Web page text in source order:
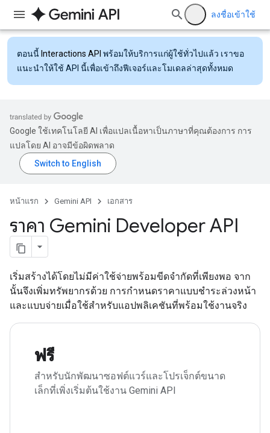
ลงชื่อเข้าใช้
ตอนนี้ Interactions API พร้อมให้บริการแก่ผู้ใช้ทั่วไปแล้ว เราขอ
แนะนำให้ใช้ API นี้เพื่อเข้าถึงฟีเจอร์และโมเดลล่าสุดทั้งหมด
Google ใช้เทคโนโลยี AI เพื่อแปลเนื้อหาเป็นภาษาที่คุณต้องการ การ
แปลโดย AI อาจมีข้อผิดพลาด
หน้าแรก Gemini API เอกสาร
ราคา Gemini Developer API
เริ่มสร้างได้โดยไม่มีค่าใช้จ่ายพร้อมขีดจำกัดที่เพียงพอ จาก
นั้นจึงเพิ่มทรัพยากรด้วย การกำหนดราคาแบบชำระล่วงหน้า
และแบบจ่ายเมื่อใช้สำหรับแอปพลิเคชันที่พร้อมใช้งานจริง
ฟรี
สำหรับนักพัฒนาซอฟต์แวร์และโปรเจ็กต์ขนาด
เล็กที่เพิ่งเริ่มต้นใช้งาน Gemini API